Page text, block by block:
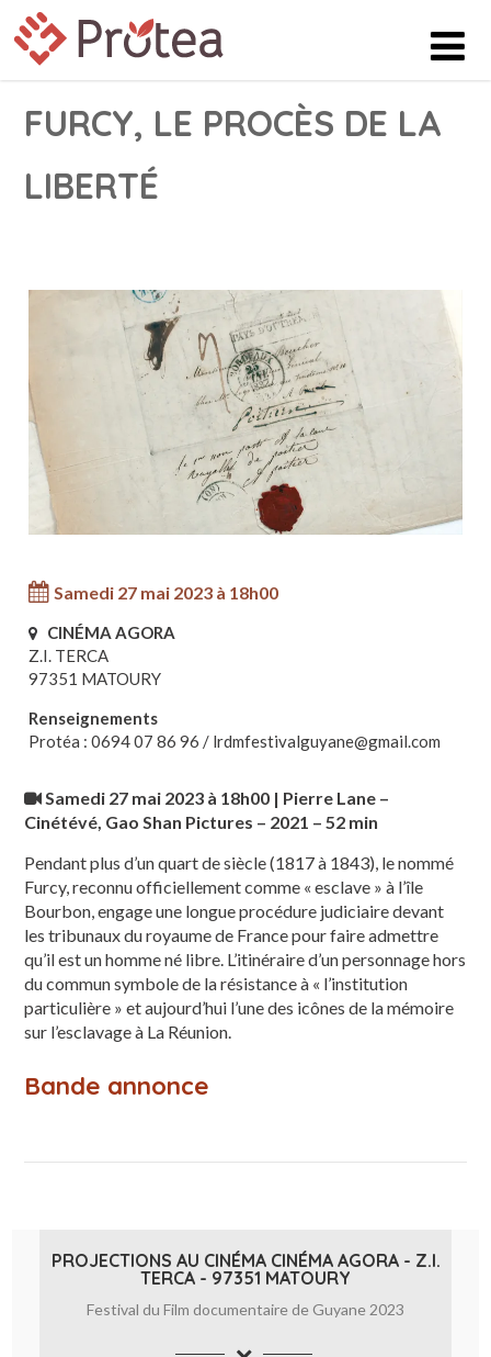
FURCY, LE PROCÈS DE LA
LIBERTÉ
Samedi 27 mai 2023 à 18h00
CINÉMA AGORA
Z.I. TERCA
97351 MATOURY
Renseignements
Protéa : 0694 07 86 96 / lrdmfestivalguyane@gmail.com
Samedi 27 mai 2023 à 18h00 | Pierre Lane –
Cinétévé, Gao Shan Pictures – 2021 – 52 min
Pendant plus d’un quart de siècle (1817 à 1843), le nommé
Furcy, reconnu officiellement comme « esclave » à l’île
Bourbon, engage une longue procédure judiciaire devant
les tribunaux du royaume de France pour faire admettre
qu’il est un homme né libre. L’itinéraire d’un personnage hors
du commun symbole de la résistance à « l’institution
particulière » et aujourd’hui l’une des icônes de la mémoire
sur l’esclavage à La Réunion.
Bande annonce
PROJECTIONS AU CINÉMA CINÉMA AGORA - Z.I.
TERCA - 97351 MATOURY
Festival du Film documentaire de Guyane 2023